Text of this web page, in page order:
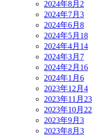
2024年8月 2
2024年7月 3
2024年6月 8
2024年5月 18
2024年4月 14
2024年3月 7
2024年2月 16
2024年1月 6
2023年12月 4
2023年11月 23
2023年10月 22
2023年9月 3
2023年8月 3